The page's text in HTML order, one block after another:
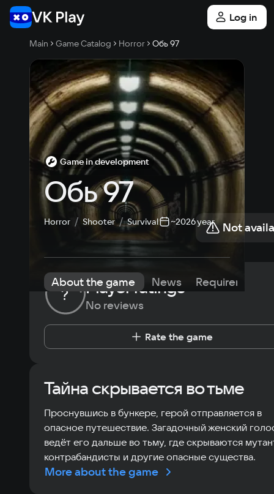
Log in
Main Game Catalog Horror Обь 97
Game in development
Обь 97
Horror Shooter Survival ~2026 year Not
About the game News Requirements
? Player ratings
No reviews
Rate the game
Тайна скрывается во тьме
Проснувшись в бункере, герой отправляется в
опасное путешествие. Загадочный женский
ведёт его дальше во тьму, где скрываются
контрабандисты и другие опасные существа.
More about the game